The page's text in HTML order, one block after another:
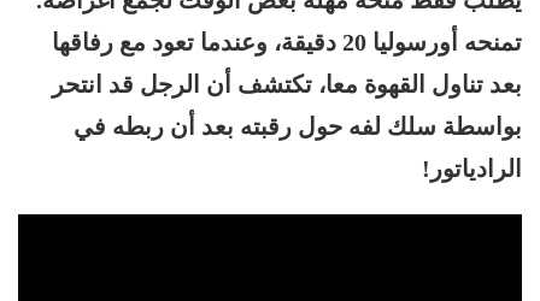
تمنحه أورسوليا 20 دقيقة، وعندما تعود مع رفاقها
بعد تناول القهوة معا، تكتشف أن الرجل قد انتحر
بواسطة سلك لفه حول رقبته بعد أن ربطه في
الرادياتور!